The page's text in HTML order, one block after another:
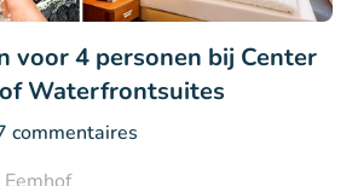
voor 4 personen bij Center
Waterfrontsuites
commentaires